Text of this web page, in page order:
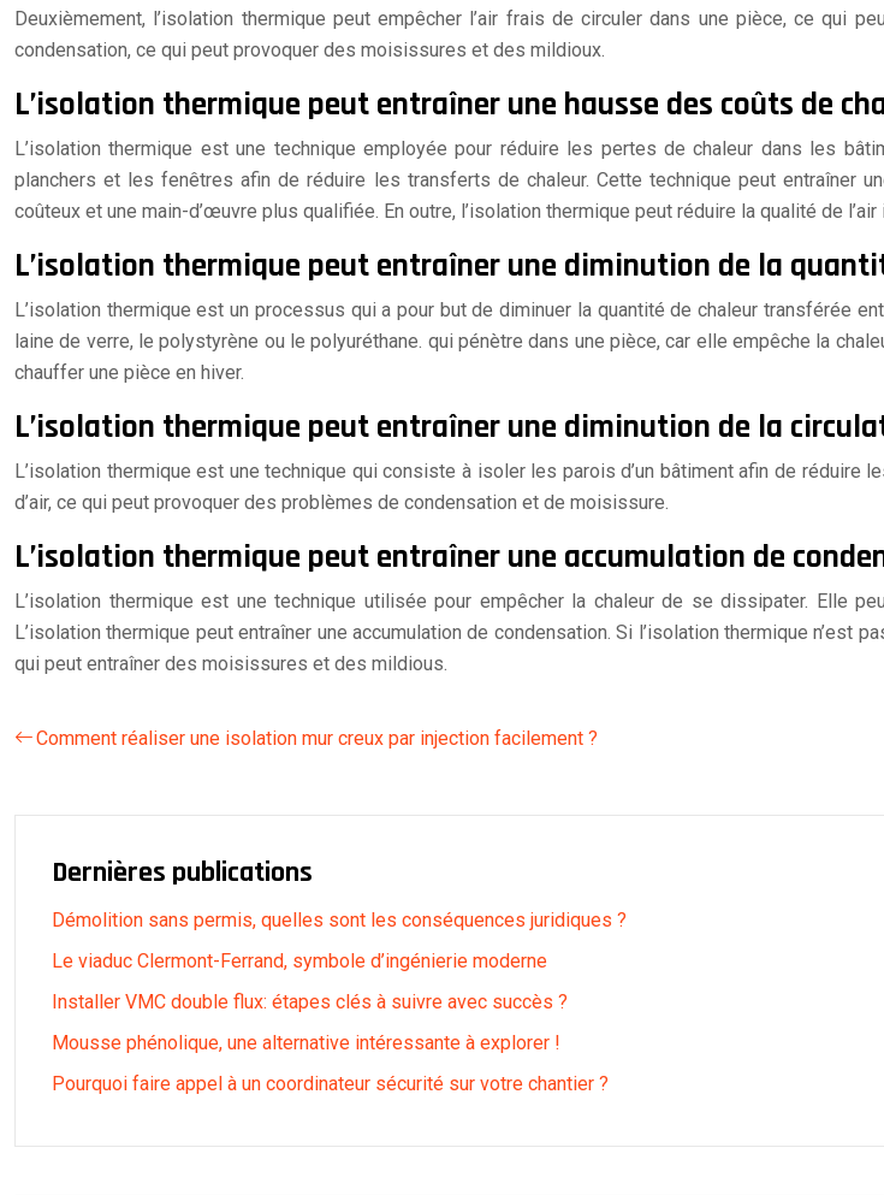
Deuxièmement, l’isolation thermique peut empêcher l’air frais de circuler dans une pièce, ce qui
condensation, ce qui peut provoquer des moisissures et des mildioux.
L’isolation thermique peut entraîner une hausse des coûts de
L’isolation thermique est une technique employée pour réduire les pertes de chaleur dans les
planchers et les fenêtres afin de réduire les transferts de chaleur. Cette technique peut entraîner
coûteux et une main-d’œuvre plus qualifiée. En outre, l’isolation thermique peut réduire la qualité de
L’isolation thermique peut entraîner une diminution de la
L’isolation thermique est un processus qui a pour but de diminuer la quantité de chaleur transférée
laine de verre, le polystyrène ou le polyuréthane. qui pénètre dans une pièce, car elle empêche la
chauffer une pièce en hiver.
L’isolation thermique peut entraîner une diminution de la
L’isolation thermique est une technique qui consiste à isoler les parois d’un bâtiment afin de réduire
d’air, ce qui peut provoquer des problèmes de condensation et de moisissure.
L’isolation thermique peut entraîner une accumulation de
L’isolation thermique est une technique utilisée pour empêcher la chaleur de se dissipater. Elle
L’isolation thermique peut entraîner une accumulation de condensation. Si l’isolation thermique
qui peut entraîner des moisissures et des mildious.
Comment réaliser une isolation mur creux par injection facilement ?
Dernières publications
Démolition sans permis, quelles sont les conséquences juridiques ?
Le viaduc Clermont-Ferrand, symbole d’ingénierie moderne
Installer VMC double flux: étapes clés à suivre avec succès ?
Mousse phénolique, une alternative intéressante à explorer !
Pourquoi faire appel à un coordinateur sécurité sur votre chantier ?